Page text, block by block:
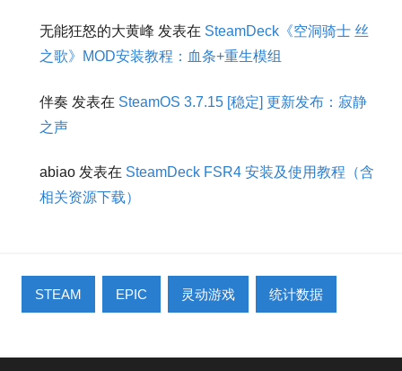
无能狂怒的大黄峰 发表在 SteamDeck《空洞骑士 丝
之歌》MOD安装教程：血条+重生模组
伴奏 发表在 SteamOS 3.7.15 [稳定] 更新发布：寂静
之声
abiao 发表在 SteamDeck FSR4 安装及使用教程（含
相关资源下载）
STEAM EPIC 灵动游戏 统计数据